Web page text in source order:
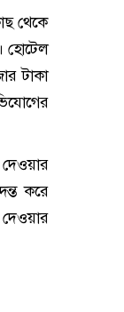
থেকে
হোটেল
টাকা
করে